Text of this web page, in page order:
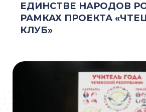
ЕДИНСТВЕ НАРОДОВ
РАМКАХ ПРОЕКТА
КЛУБ»